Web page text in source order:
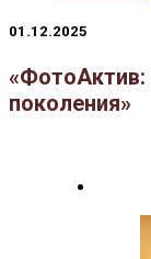
01.12.2025
«ФотоАктив:
поколения»